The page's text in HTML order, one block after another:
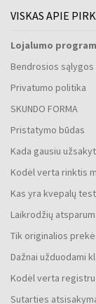
VISKAS APIE
Lojalumo
Bendrosios sąlygos
Privatumo politika
SKUNDO FORMA
Pristatymo būdas
Kada gausiu
Kodėl verta rinktis
Kas yra kvepalų
Laikrodžių
Tik originalios
Dažnai užduodami
Kodėl verta
Sutarties